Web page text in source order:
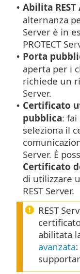
• Abilita REST
alternanza
Server è in
PROTECT
• Porta
aperta per i
richiede un
Server.
• Certificato
pubblica: fai
seleziona il
Server. È
Certificato
di utilizzare
REST Server.
REST
abilitata
avanzata